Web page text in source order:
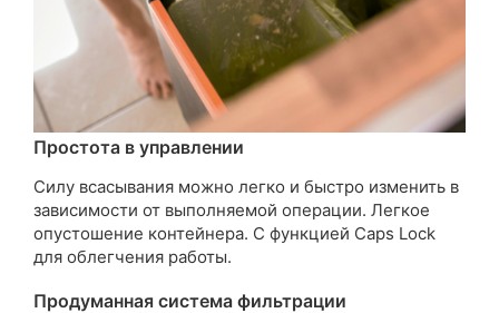
Простота в управлении
Силу всасывания можно легко и быстро изменить в
зависимости от выполняемой операции. Легкое
опустошение контейнера. С функцией Caps Lock
для облегчения работы.
Продуманная система фильтрации